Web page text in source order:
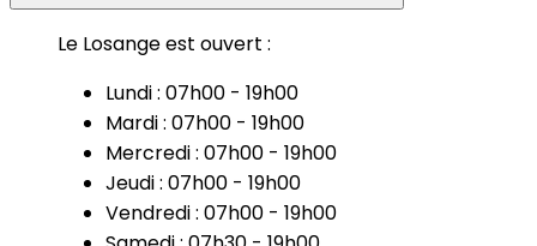
Le Losange est ouvert :
Lundi : 07h00 - 19h00
Mardi : 07h00 - 19h00
Mercredi : 07h00 - 19h00
Jeudi : 07h00 - 19h00
Vendredi : 07h00 - 19h00